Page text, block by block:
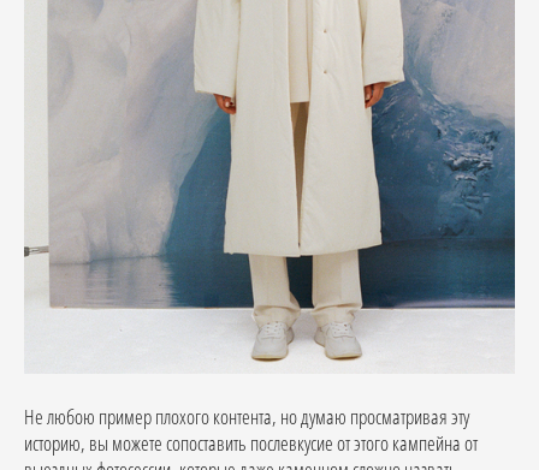
Не любою пример плохого контента, но думаю просматривая эту
историю, вы можете сопоставить послевкусие от этого кампейна от